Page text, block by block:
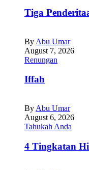
Tiga
By Abu Umar
August 7, 2026
Renungan
Iffah
By Abu Umar
August 6, 2026
Tahukah Anda
4 Tingkatan